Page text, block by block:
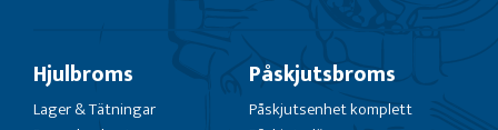
Hjulbroms
Lager & Tätningar
Påskjutsbroms
Påskjutsenhet komplett